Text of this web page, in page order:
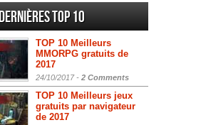
Top 10
TOP 10 Meilleurs
MMORPG gratuits de
2017
24/10/2017 - 2 Comments
TOP 10 Meilleurs jeux
gratuits par navigateur
de 2017